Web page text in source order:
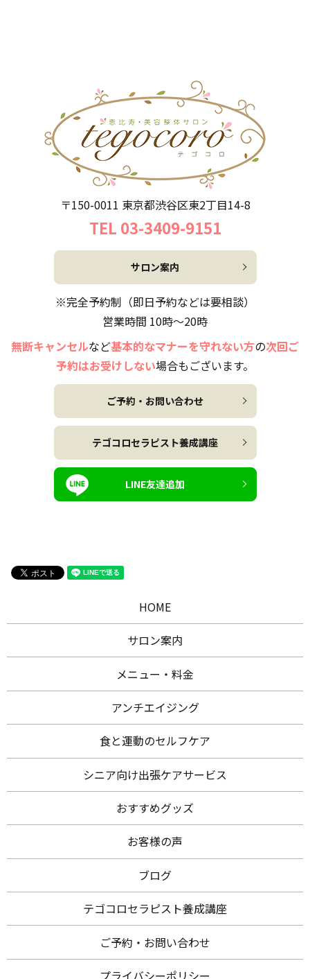
〒150-0011 東京都渋谷区東2丁目14-8
TEL 03-3409-9151
サロン案内
※完全予約制（即日予約などは要相談）
営業時間 10時～20時
無断キャンセルなど基本的なマナーを守れない方の次回ご
予約はお受けしない場合もございます。
ご予約・お問い合わせ
テゴコロセラピスト養成講座
LINE友達追加
HOME
サロン案内
メニュー・料金
アンチエイジング
食と運動のセルフケア
シニア向け出張ケアサービス
おすすめグッズ
お客様の声
ブログ
テゴコロセラピスト養成講座
ご予約・お問い合わせ
プライバシーポリシー